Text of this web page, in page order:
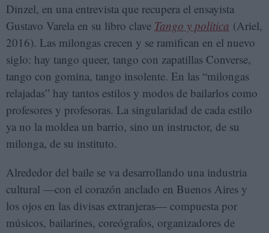
Dinzel, en una entrevista que recupera el ensayista
Gustavo Varela en su libro clave Tango y política (Ariel,
2016). Las milongas crecen y se ramifican en el nuevo
siglo: hay tango queer, tango con zapatillas Converse,
tango con gomina, tango insolente. En las “milongas
relajadas” hay tantos estilos y modos de bailarlos como
profesores y profesoras. La singularidad de cada estilo
ya no la moldea un barrio, sino un instructor, de su
milonga, de su instituto.
Alrededor del baile se va desarrollando una industria
cultural —con el corazón anclado en Buenos Aires y
los ojos en las divisas extranjeras— compuesta por
músicos, bailarines, coreógrafos, organizadores de